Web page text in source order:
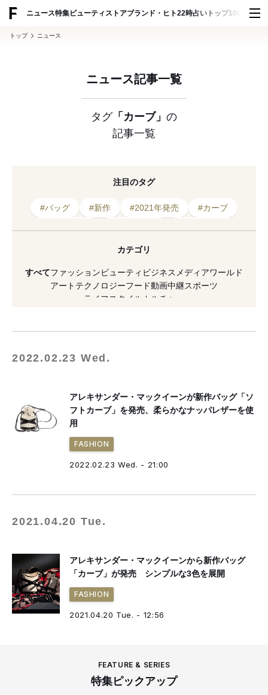
ニュース特集ビューティ ストアブランド・ヒト22時占い トップ100 スナッ
トップ ニュース
ニュース記事一覧
タグ「カーブ」 の
記事一覧
注目のタグ
#バッグ #新作 #2021年発売
#カーブ
#アレキサンダー・マックイーン
カテゴリ
すべてファッションビューティ ビジネス メディアワールド
アート テクノロジーフード動画中継スポーツ
ライフスタイル
カルチャー
2022.02.23 Wed.
アレキサンダー・マックイーンが新作バッグ「ソ
フトカーブ」を発売、柔らかなナッパレザーを使
用
FASHION
2022.02.23 Wed. - 21:00
2021.04.20 Tue.
アレキサンダー・マックイーンから新作バッグ
「カーブ」が発売 シンプルな3色を展開
FASHION
2021.04.20 Tue. - 12:56
FEATURE & SERIES
特集ピックアップ